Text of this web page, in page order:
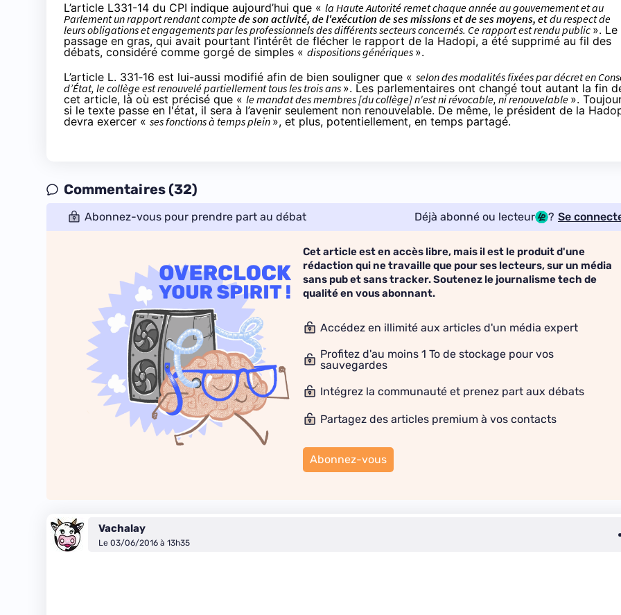
L’article L331-14 du CPI indique aujourd’hui que « la Haute Autorité remet chaque année au gouvernement et au
Parlement un rapport rendant comptede son activité, de l'exécution de ses missions et de ses moyens, etdu respect de
leurs obligations et engagements par les professionnels des différents secteurs concernés. Ce rapport est rendu public ». Le
passage en gras, qui avait pourtant l’intérêt de flécher le rapport de la Hadopi, a été supprimé au fil des
débats, considéré comme gorgé de simples « dispositions génériques ».
L’article L. 331‑16 est lui-aussi modifié afin de bien souligner que « selon des modalités fixées par décret en
d’État, le collège est renouvelé partiellement tous les trois ans ». Les parlementaires ont changé tout autant la fin
cet article, là où est précisé que « le mandat des membres [du collège] n'est ni révocable, ni renouvelable ».
si le texte passe en l'état, il sera à l’avenir seulement non renouvelable. De même, le président de la
devra exercer « ses fonctions à temps plein », et plus, potentiellement, en temps partagé.
Commentaires (32)
Abonnez-vous pour prendre part au débat Déjà abonné ou lecteur ? Se
Cet article est en accès libre, mais il est le produit d'une
rédaction qui ne travaille que pour ses lecteurs, sur un média
sans pub et sans tracker. Soutenez le journalisme tech de
qualité en vous abonnant.
Accédez en illimité aux articles d'un média expert
Profitez d'au moins 1 To de stockage pour vos
sauvegardes
Intégrez la communauté et prenez part aux débats
Partagez des articles premium à vos contacts
Abonnez-vous
Vachalay
Le 03/06/2016 à 13h35